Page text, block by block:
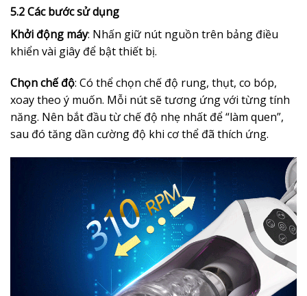
5.2 Các bước sử dụng
Khởi động máy: Nhấn giữ nút nguồn trên bảng điều
khiển vài giây để bật thiết bị.
Chọn chế độ: Có thể chọn chế độ rung, thụt, co bóp,
xoay theo ý muốn. Mỗi nút sẽ tương ứng với từng tính
năng. Nên bắt đầu từ chế độ nhẹ nhất để “làm quen”,
sau đó tăng dần cường độ khi cơ thể đã thích ứng.